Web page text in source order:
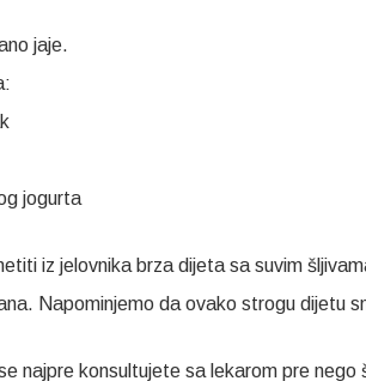
jaje.
jogurta
iz jelovnika brza dijeta sa suvim
Napominjemo da ovako strogu dijetu
najpre konsultujete sa lekarom pre